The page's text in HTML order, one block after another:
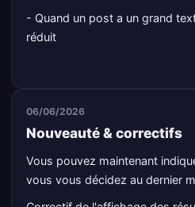
- Quand un post a un grand
réduit
06/06/2026
Nouveauté & correctifs
Vous pouvez maintenant
vous vous décidez au dernier